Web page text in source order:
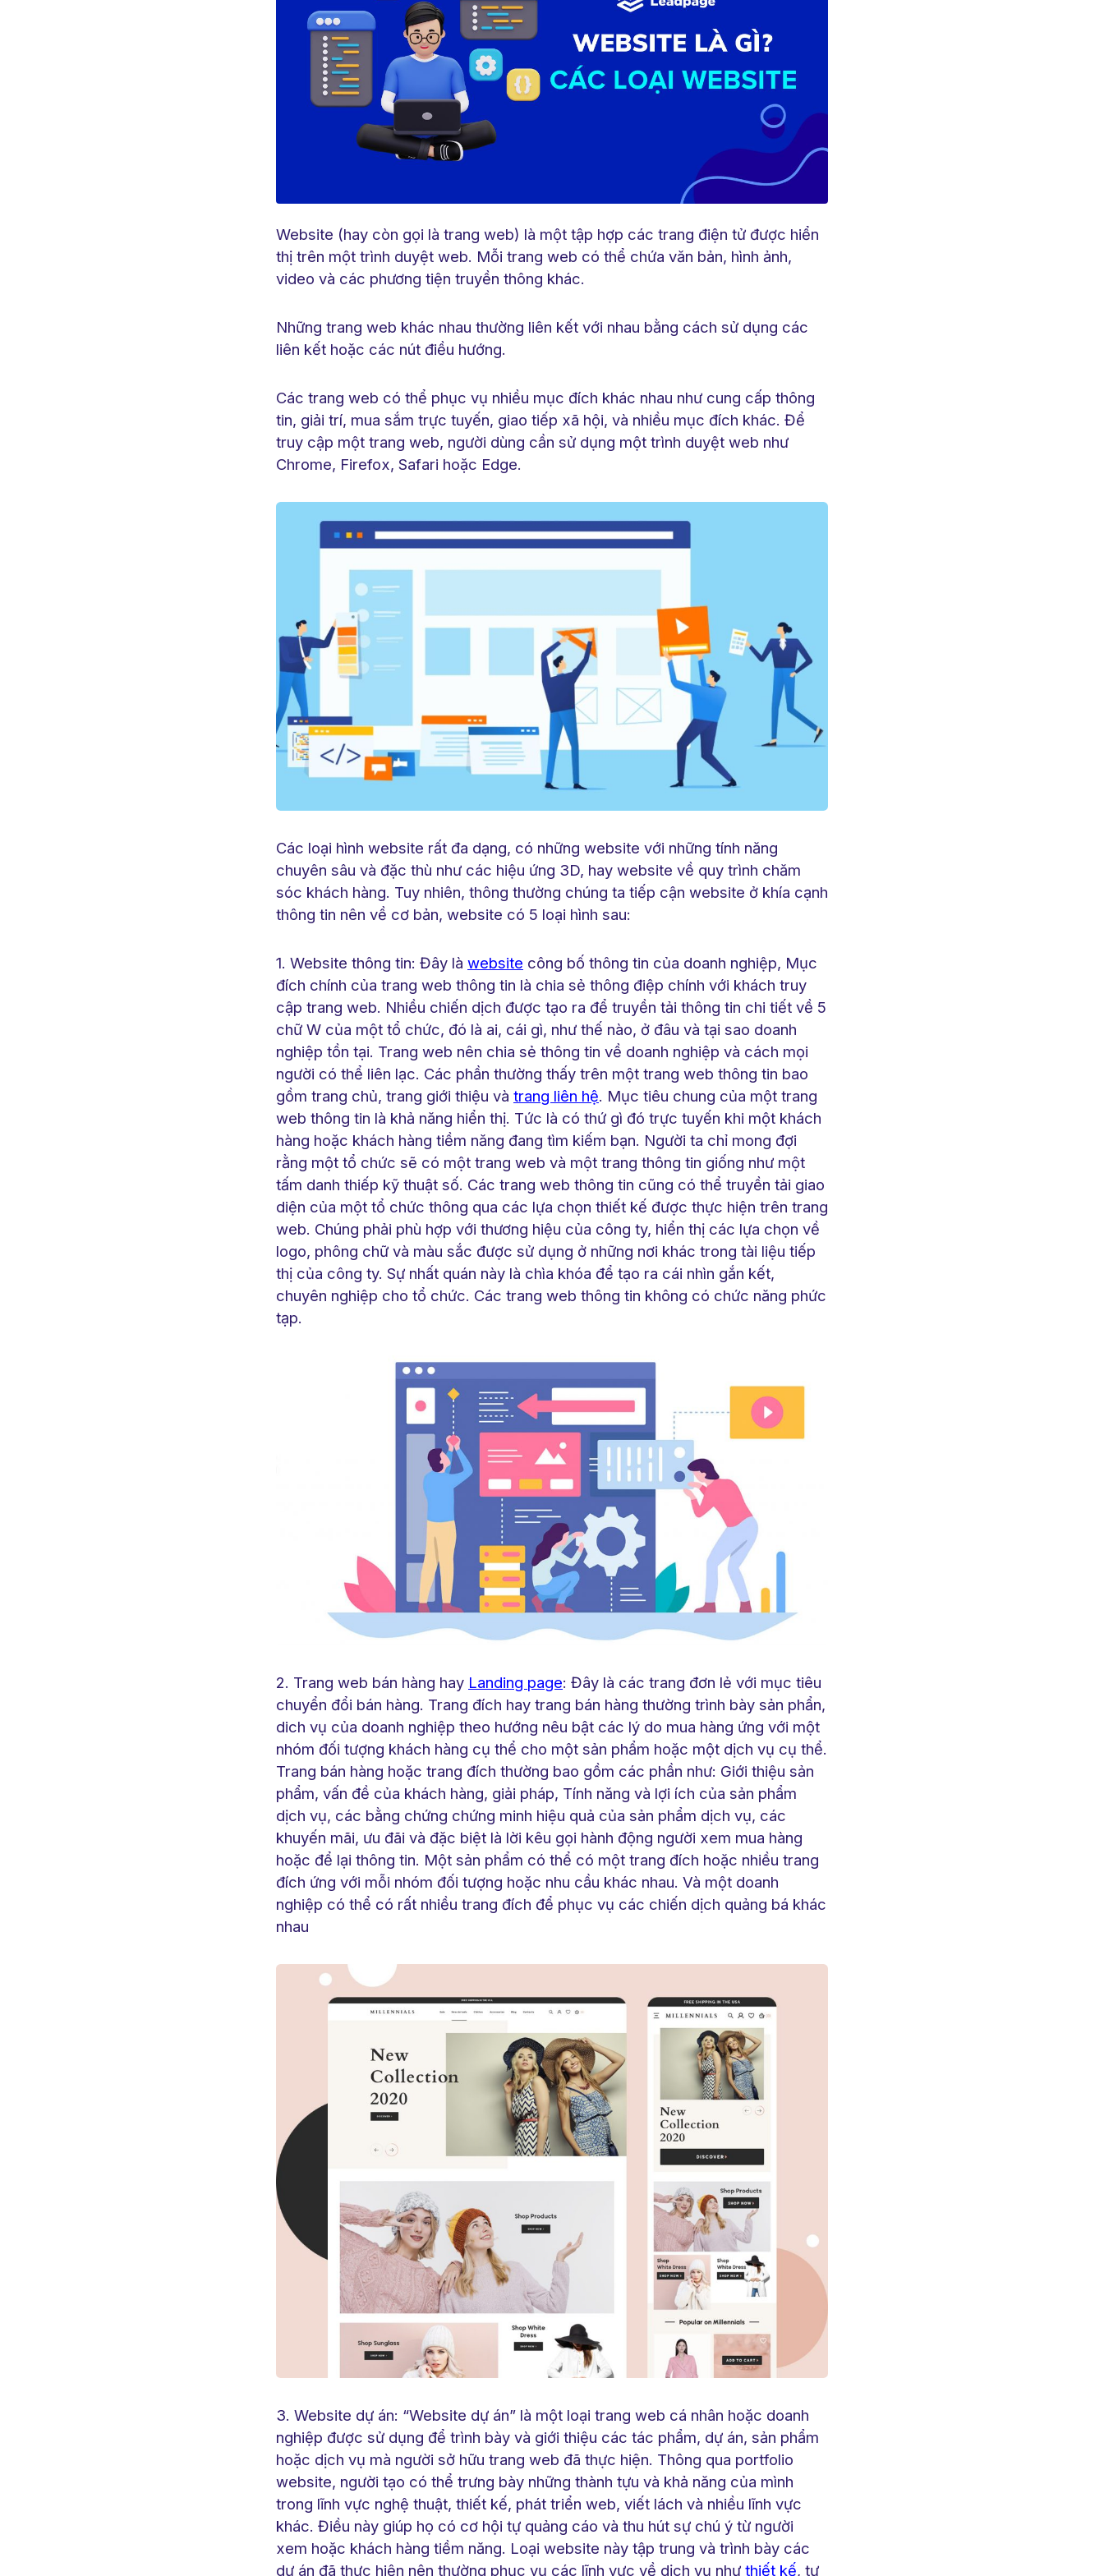
Website (hay còn gọi là trang web) là một tập hợp các trang điện tử được hiển
thị trên một trình duyệt web. Mỗi trang web có thể chứa văn bản, hình ảnh,
video và các phương tiện truyền thông khác.
Những trang web khác nhau thường liên kết với nhau bằng cách sử dụng các
liên kết hoặc các nút điều hướng.
Các trang web có thể phục vụ nhiều mục đích khác nhau như cung cấp thông
tin, giải trí, mua sắm trực tuyến, giao tiếp xã hội, và nhiều mục đích khác. Để
truy cập một trang web, người dùng cần sử dụng một trình duyệt web như
Chrome, Firefox, Safari hoặc Edge.
Các loại hình website rất đa dạng, có những website với những tính năng
chuyên sâu và đặc thù như các hiệu ứng 3D, hay website về quy trình chăm
sóc khách hàng. Tuy nhiên, thông thường chúng ta tiếp cận website ở khía cạnh
thông tin nên về cơ bản, website có 5 loại hình sau:
1. Website thông tin: Đây là website công bố thông tin của doanh nghiệp, Mục
đích chính của trang web thông tin là chia sẻ thông điệp chính với khách truy
cập trang web. Nhiều chiến dịch được tạo ra để truyền tải thông tin chi tiết về 5
chữ W của một tổ chức, đó là ai, cái gì, như thế nào, ở đâu và tại sao doanh
nghiệp tồn tại. Trang web nên chia sẻ thông tin về doanh nghiệp và cách mọi
người có thể liên lạc. Các phần thường thấy trên một trang web thông tin bao
gồm trang chủ, trang giới thiệu và trang liên hệ. Mục tiêu chung của một trang
web thông tin là khả năng hiển thị. Tức là có thứ gì đó trực tuyến khi một khách
hàng hoặc khách hàng tiềm năng đang tìm kiếm bạn. Người ta chỉ mong đợi
rằng một tổ chức sẽ có một trang web và một trang thông tin giống như một
tấm danh thiếp kỹ thuật số. Các trang web thông tin cũng có thể truyền tải giao
diện của một tổ chức thông qua các lựa chọn thiết kế được thực hiện trên trang
web. Chúng phải phù hợp với thương hiệu của công ty, hiển thị các lựa chọn về
logo, phông chữ và màu sắc được sử dụng ở những nơi khác trong tài liệu tiếp
thị của công ty. Sự nhất quán này là chìa khóa để tạo ra cái nhìn gắn kết,
chuyên nghiệp cho tổ chức. Các trang web thông tin không có chức năng phức
tạp.
2. Trang web bán hàng hay Landing page: Đây là các trang đơn lẻ với mục tiêu
chuyển đổi bán hàng. Trang đích hay trang bán hàng thường trình bày sản phẩn,
dich vụ của doanh nghiệp theo hướng nêu bật các lý do mua hàng ứng với một
nhóm đối tượng khách hàng cụ thể cho một sản phẩm hoặc một dịch vụ cụ thể.
Trang bán hàng hoặc trang đích thường bao gồm các phần như: Giới thiệu sản
phẩm, vấn đề của khách hàng, giải pháp, Tính năng và lợi ích của sản phẩm
dịch vụ, các bằng chứng chứng minh hiệu quả của sản phẩm dịch vụ, các
khuyến mãi, ưu đãi và đặc biệt là lời kêu gọi hành động người xem mua hàng
hoặc để lại thông tin. Một sản phẩm có thể có một trang đích hoặc nhiều trang
đích ứng với mỗi nhóm đối tượng hoặc nhu cầu khác nhau. Và một doanh
nghiệp có thể có rất nhiều trang đích để phục vụ các chiến dịch quảng bá khác
nhau
3. Website dự án: “Website dự án” là một loại trang web cá nhân hoặc doanh
nghiệp được sử dụng để trình bày và giới thiệu các tác phẩm, dự án, sản phẩm
hoặc dịch vụ mà người sở hữu trang web đã thực hiện. Thông qua portfolio
website, người tạo có thể trưng bày những thành tựu và khả năng của mình
trong lĩnh vực nghệ thuật, thiết kế, phát triển web, viết lách và nhiều lĩnh vực
khác. Điều này giúp họ có cơ hội tự quảng cáo và thu hút sự chú ý từ người
xem hoặc khách hàng tiềm năng. Loại website này tập trung và trình bày các
dự án đã thực hiện nên thường phục vụ các lĩnh vực về dịch vụ như thiết kế, tư